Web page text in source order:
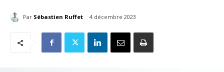
Par Sébastien Ruffet 4 décembre 2023